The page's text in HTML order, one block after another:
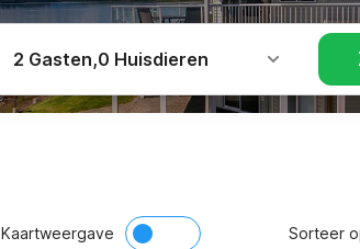
2 Gasten,0 Huisdieren
Kaartweergave Sorteer